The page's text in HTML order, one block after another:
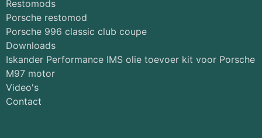
Restomods
Porsche restomod
Porsche 996 classic club coupe
Downloads
Iskander Performance IMS olie toevoer kit voor Porsche
M97 motor
Video's
Contact